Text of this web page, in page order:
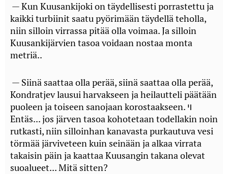
— Kun Kuusankijoki on täydellisesti porrastettu ja
kaikki turbiinit saatu pyörimään täydellä teholla,
niin silloin virrassa pitää olla voimaa. Ja silloin
Kuusankijärvien tasoa voidaan nostaa monta
metriä..
— Siinä saattaa olla perää, siinä saattaa olla perää,
Kondratjev lausui harvakseen ja heilautteli päätään
puoleen ja toiseen sanojaan korostaakseen. ױ
Entäs... jos järven tasoa kohotetaan todellakin noin
rutkasti, niin silloinhan kanavasta purkautuva vesi
törmää järviveteen kuin seinään ja alkaa virrata
takaisin päin ja kaattaa Kuusangin takana olevat
suoalueet... Mitä sitten?